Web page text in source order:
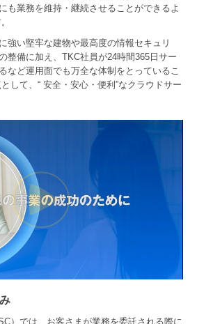
も業務を維持・継続させることができるよ
強い堅牢な建物や最高度の情報セキュリ
整備に加え、TKC社員が24時間365日サー
など運用面でも万全な体制をとっているこ
して、“ 安全・安心・便利”なクラウドサー
）では、お客さまが業務を委託される際に